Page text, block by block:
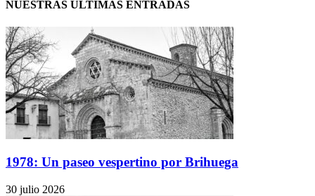
NUESTRAS ÚLTIMAS ENTRADAS
1978: Un paseo vespertino por Brihuega
30 julio 2026